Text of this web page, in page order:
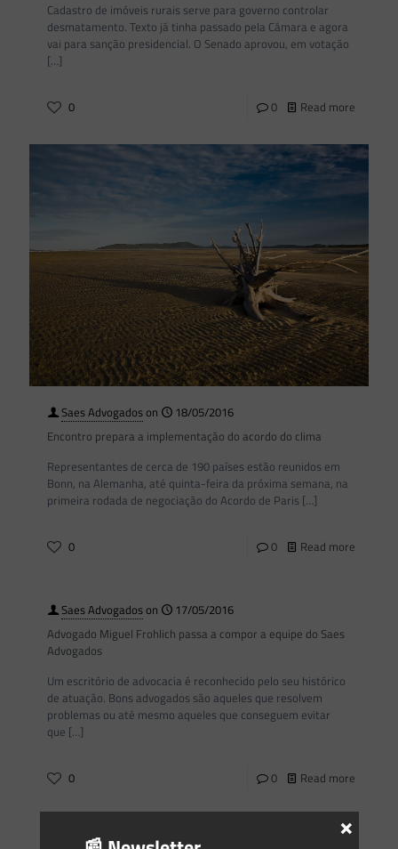
Cadastro de imóveis rurais serve para governo controlar
desmatamento. Texto já tinha passado pela Câmara e agora
vai para sanção presidencial. O Senado aprovou, em votação
[…]
0 0 Read more
Saes Advogadoson
18/05/2016
Encontro prepara a implementação do acordo do clima
Representantes de cerca de 190 países estão reunidos em
Bonn, na Alemanha, até quinta-feira da próxima semana, na
primeira rodada de negociação do Acordo de Paris […]
0 0 Read more
Saes Advogadoson
17/05/2016
Advogado Miguel Frohlich passa a compor a equipe do Saes
Advogados
Um escritório de advocacia é reconhecido pelo seu histórico
de atuação. Bons advogados são aqueles que resolvem
problemas ou até mesmo aqueles que conseguem evitar
que […]
0 0 Read more
Gleyse Gulin on 17/05/2016 ×